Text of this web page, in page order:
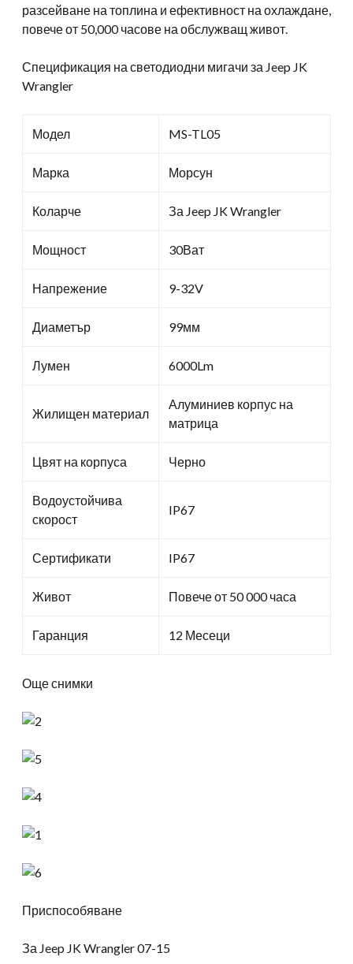
разсейване на топлина и ефективност на охлаждане,
повече от 50,000 часове на обслужващ живот.
Спецификация на светодиодни мигачи за Jeep JK
Wrangler
Модел MS-TL05
Марка Морсун
Коларче За Jeep JK Wrangler
Мощност 30Ват
Напрежение 9-32V
Диаметър 99мм
Лумен 6000Lm
Жилищен материал
Алуминиев корпус на
матрица
Цвят на корпуса Черно
Водоустойчива
скорост
IP67
Сертификати IP67
Живот Повече от 50 000 часа
Гаранция 12 Месеци
Още снимки
Приспособяване
За Jeep JK Wrangler 07-15